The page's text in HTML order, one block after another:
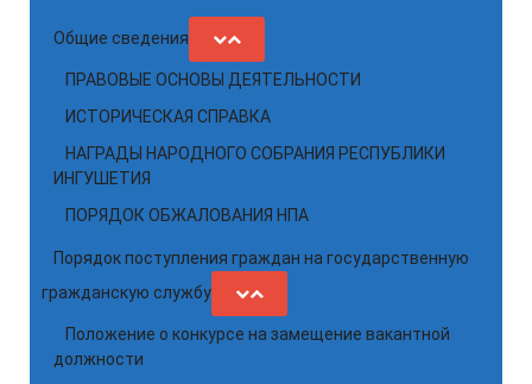
Общие сведения
ПРАВОВЫЕ ОСНОВЫ ДЕЯТЕЛЬНОСТИ
ИСТОРИЧЕСКАЯ СПРАВКА
НАГРАДЫ НАРОДНОГО СОБРАНИЯ РЕСПУБЛИКИ
ИНГУШЕТИЯ
ПОРЯДОК ОБЖАЛОВАНИЯ НПА
Порядок поступления граждан на государственную
гражданскую службу
Положение о конкурсе на замещение вакантной
должности